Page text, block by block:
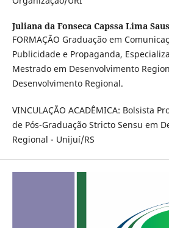
Juliana da Fonseca Capssa Lima
FORMAÇÃO Graduação em
Publicidade e Propaganda,
Mestrado em Desenvolvimento
Desenvolvimento Regional.
VINCULAÇÃO ACADÊMICA: Bolsista
de Pós-Graduação Stricto Sensu em
Regional - Unijuí/RS